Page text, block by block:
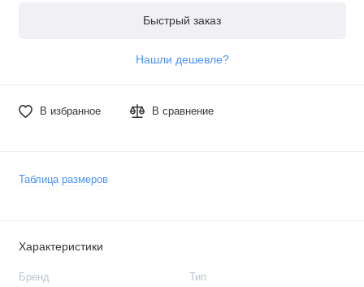
Быстрый заказ
Нашли дешевле?
В избранное В сравнение
Таблица размеров
Характеристики
Бренд Тип